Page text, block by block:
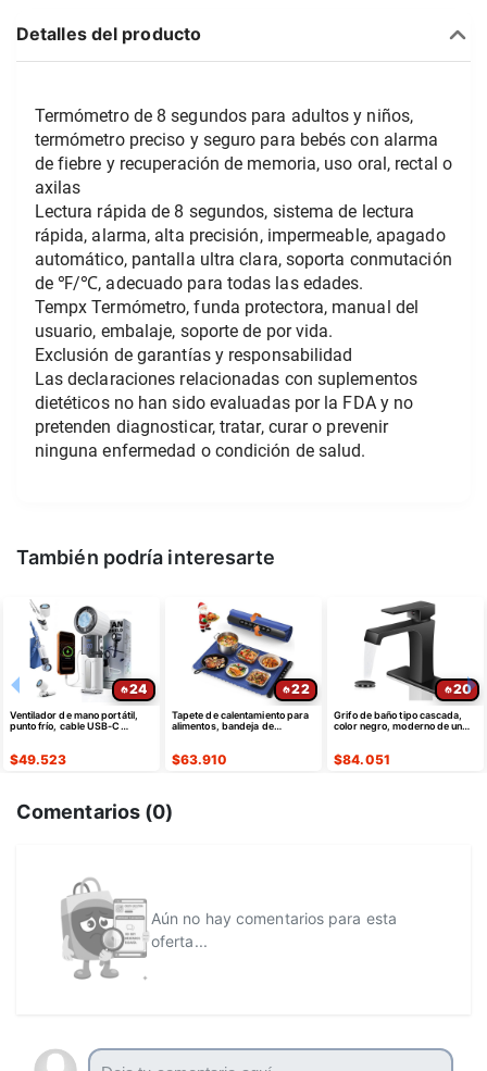
Detalles del producto
Termómetro de 8 segundos para adultos y niños,
termómetro preciso y seguro para bebés con alarma
de fiebre y recuperación de memoria, uso oral, rectal o
axilas
Lectura rápida de 8 segundos, sistema de lectura
rápida, alarma, alta precisión, impermeable, apagado
automático, pantalla ultra clara, soporta conmutación
de ℉/℃, adecuado para todas las edades.
Tempx Termómetro, funda protectora, manual del
usuario, embalaje, soporte de por vida.
Exclusión de garantías y responsabilidad
Las declaraciones relacionadas con suplementos
dietéticos no han sido evaluadas por la FDA y no
pretenden diagnosticar, tratar, curar o prevenir
ninguna enfermedad o condición de salud.
También podría interesarte
24
Ventilador de mano portátil,
punto frío, cable USB-C
$49.523
22
Tapete de calentamiento para
alimentos, bandeja de
$63.910
20
Grifo de baño tipo cascada,
color negro, moderno de un
$84.051
Comentarios (0)
Aún no hay comentarios para esta
oferta...